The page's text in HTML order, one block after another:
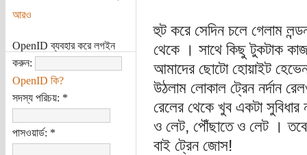
আরও
OpenID ব্যবহার করে লগইন
করুন:
OpenID কি?
সদস্য পরিচয়: *
পাসওয়ার্ড: *
হুট করে সেদিন চলে গেলাম
থেকে । সাথে কিছু টুকটাক
আমাদের ছোটো হোয়াইট
উঠলাম লোকাল ট্রেন নর্দান
রেলের থেকে খুব একটা
ও লেট, পৌঁছাতে ও লেট । তবে
বাই ট্রেন জোস!